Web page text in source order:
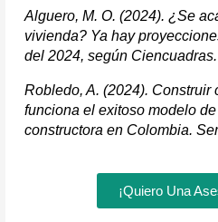
Alguero, M. O. (2024). ¿Se
vivienda? Ya hay
del 2024, según
Robledo, A. (2024). Construir
funciona el exitoso modelo
constructora en Colombia.
¡Quiero Una